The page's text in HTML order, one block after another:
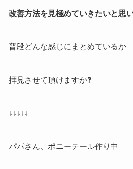
改善方法を見極めていきたいと思
普段どんな感じにまとめているか
拝見させて頂けますか❓
↓↓↓↓↓
パパさん、ポニーテール作り中